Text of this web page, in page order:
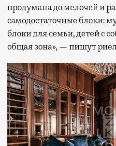
продумана до мелочей и
самодостаточные блоки:
блоки для семьи, детей с
общая зона», — пишут